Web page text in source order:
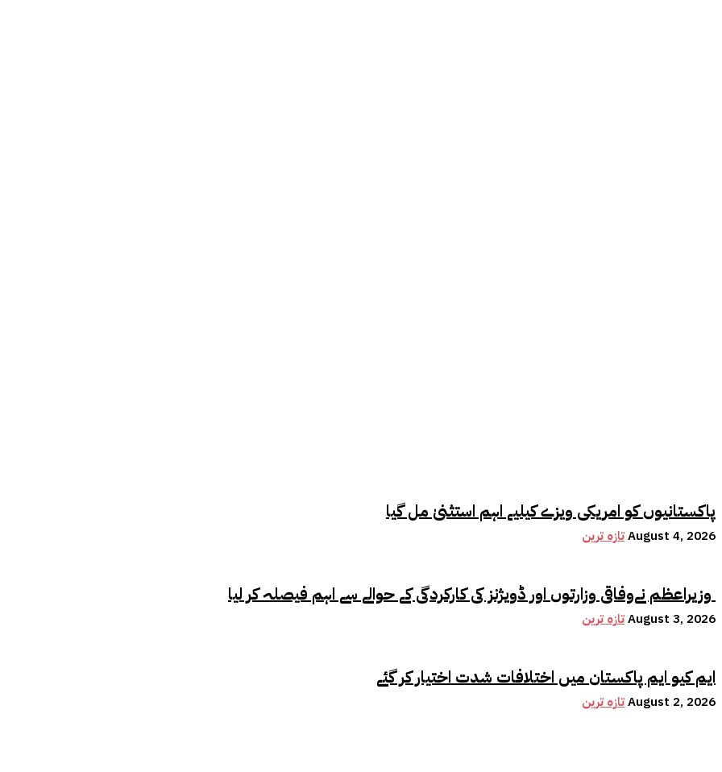
پاکستانیوں کو امریکی ویزے کیلیے اہم استثنیٰ مل گیا
تازہ ترینAugust 4, 2026
وزیراعظم نےوفاقی وزارتوں اور ڈویژنز کی کارکردگی کے حوالے سے اہم فیصلہ کر لیا
تازہ ترینAugust 3, 2026
ایم کیو ایم پاکستان میں اختلافات شدت اختیار کر گئے
تازہ ترینAugust 2, 2026